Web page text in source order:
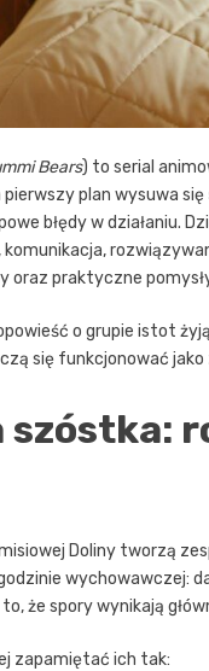
Bears) to serial
pierwszy plan wysuwa się
błędy w działaniu.
praktyczne
o grupie istot
się funkcjonować
szóstka:
Doliny tworzą
wychowawczej:
że spory wynikają
zapamiętać ich tak: